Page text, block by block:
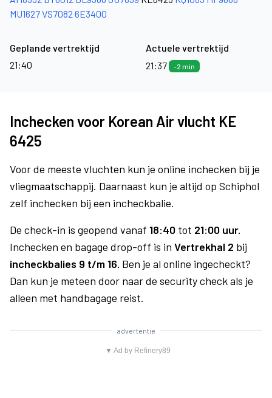
MU1627VS7082 6E3400
Geplande vertrektijd
21:40
Actuele vertrektijd
21:37
-2 min
Inchecken voor Korean Air vlucht KE
6425
Voor de meeste vluchten kun je online inchecken bij je
vliegmaatschappij. Daarnaast kun je altijd op Schiphol
zelf inchecken bij een incheckbalie.
De check-in is geopend vanaf 18:40 tot 21:00 uur.
Inchecken en bagage drop-off is in Vertrekhal 2 bij
incheckbalies 9 t/m 16. Ben je al online ingecheckt?
Dan kun je meteen door naar de security check als je
alleen met handbagage reist.
advertentie
▼ Ad by Refinery89